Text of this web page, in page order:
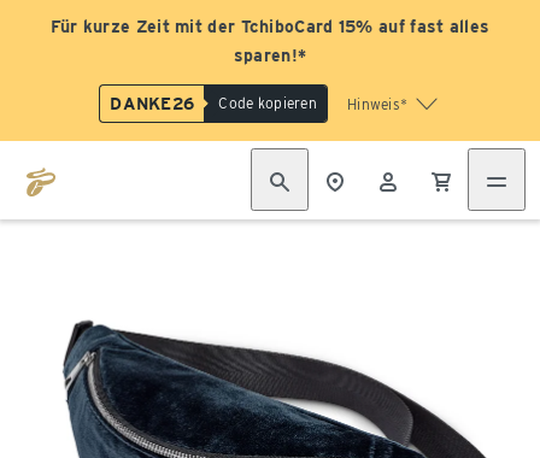
Für kurze Zeit mit der TchiboCard 15% auf fast alles
sparen!*
DANKE26 Code kopieren Hinweis*